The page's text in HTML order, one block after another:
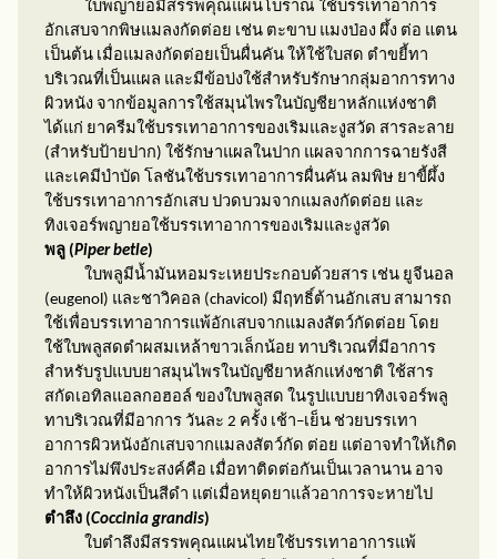
ใบพญายอมีสรรพคุณแผนโบราณ ใช้บรรเทาอาการ
อักเสบจากพิษแมลงกัดต่อย เช่น ตะขาบ แมงป่อง ผึ้ง ต่อ แตน
เป็นต้น เมื่อแมลงกัดต่อยเป็นผื่นคัน ให้ใช้ใบสด ตำขยี้ทา
บริเวณที่เป็นแผล และมีข้อบ่งใช้สำหรับรักษากลุ่มอาการทาง
ผิวหนัง จากข้อมูลการใช้สมุนไพรในบัญชียาหลักแห่งชาติ
ได้แก่ ยาครีมใช้บรรเทาอาการของเริมและงูสวัด สารละลาย
(สำหรับป้ายปาก) ใช้รักษาแผลในปาก แผลจากการฉายรังสี
และเคมีบำบัด โลชันใช้บรรเทาอาการผื่นคัน ลมพิษ ยาขี้ผึ้ง
ใช้บรรเทาอาการอักเสบ ปวดบวมจากแมลงกัดต่อย และ
ทิงเจอร์พญายอใช้บรรเทาอาการของเริมและงูสวัด
พลู (Piper betle)
ใบพลูมีน้ำมันหอมระเหยประกอบด้วยสาร เช่น ยูจีนอล
(eugenol) และชาวิคอล (chavicol) มีฤทธิ์ต้านอักเสบ สามารถ
ใช้เพื่อบรรเทาอาการแพ้อักเสบจากแมลงสัตว์กัดต่อย โดย
ใช้ใบพลูสดตำผสมเหล้าขาวเล็กน้อย ทาบริเวณที่มีอาการ
สำหรับรูปแบบยาสมุนไพรในบัญชียาหลักแห่งชาติ ใช้สาร
สกัดเอทิลแอลกอฮอล์ ของใบพลูสด ในรูปแบบยาทิงเจอร์พลู
ทาบริเวณที่มีอาการ วันละ 2 ครั้ง เช้า–เย็น ช่วยบรรเทา
อาการผิวหนังอักเสบจากแมลงสัตว์กัด ต่อย แต่อาจทำให้เกิด
อาการไม่พึงประสงค์คือ เมื่อทาติดต่อกันเป็นเวลานาน อาจ
ทำให้ผิวหนังเป็นสีดำ แต่เมื่อหยุดยาแล้วอาการจะหายไป
ตำลึง (Coccinia grandis)
ใบตำลึงมีสรรพคุณแผนไทยใช้บรรเทาอาการแพ้